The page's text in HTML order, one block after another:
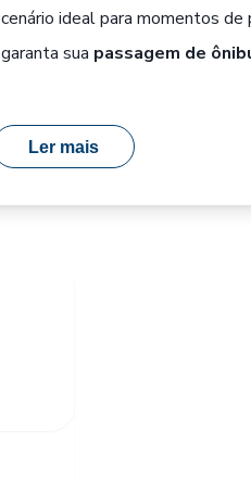
cenário ideal para momentos
garanta sua passagem de
Ler mais